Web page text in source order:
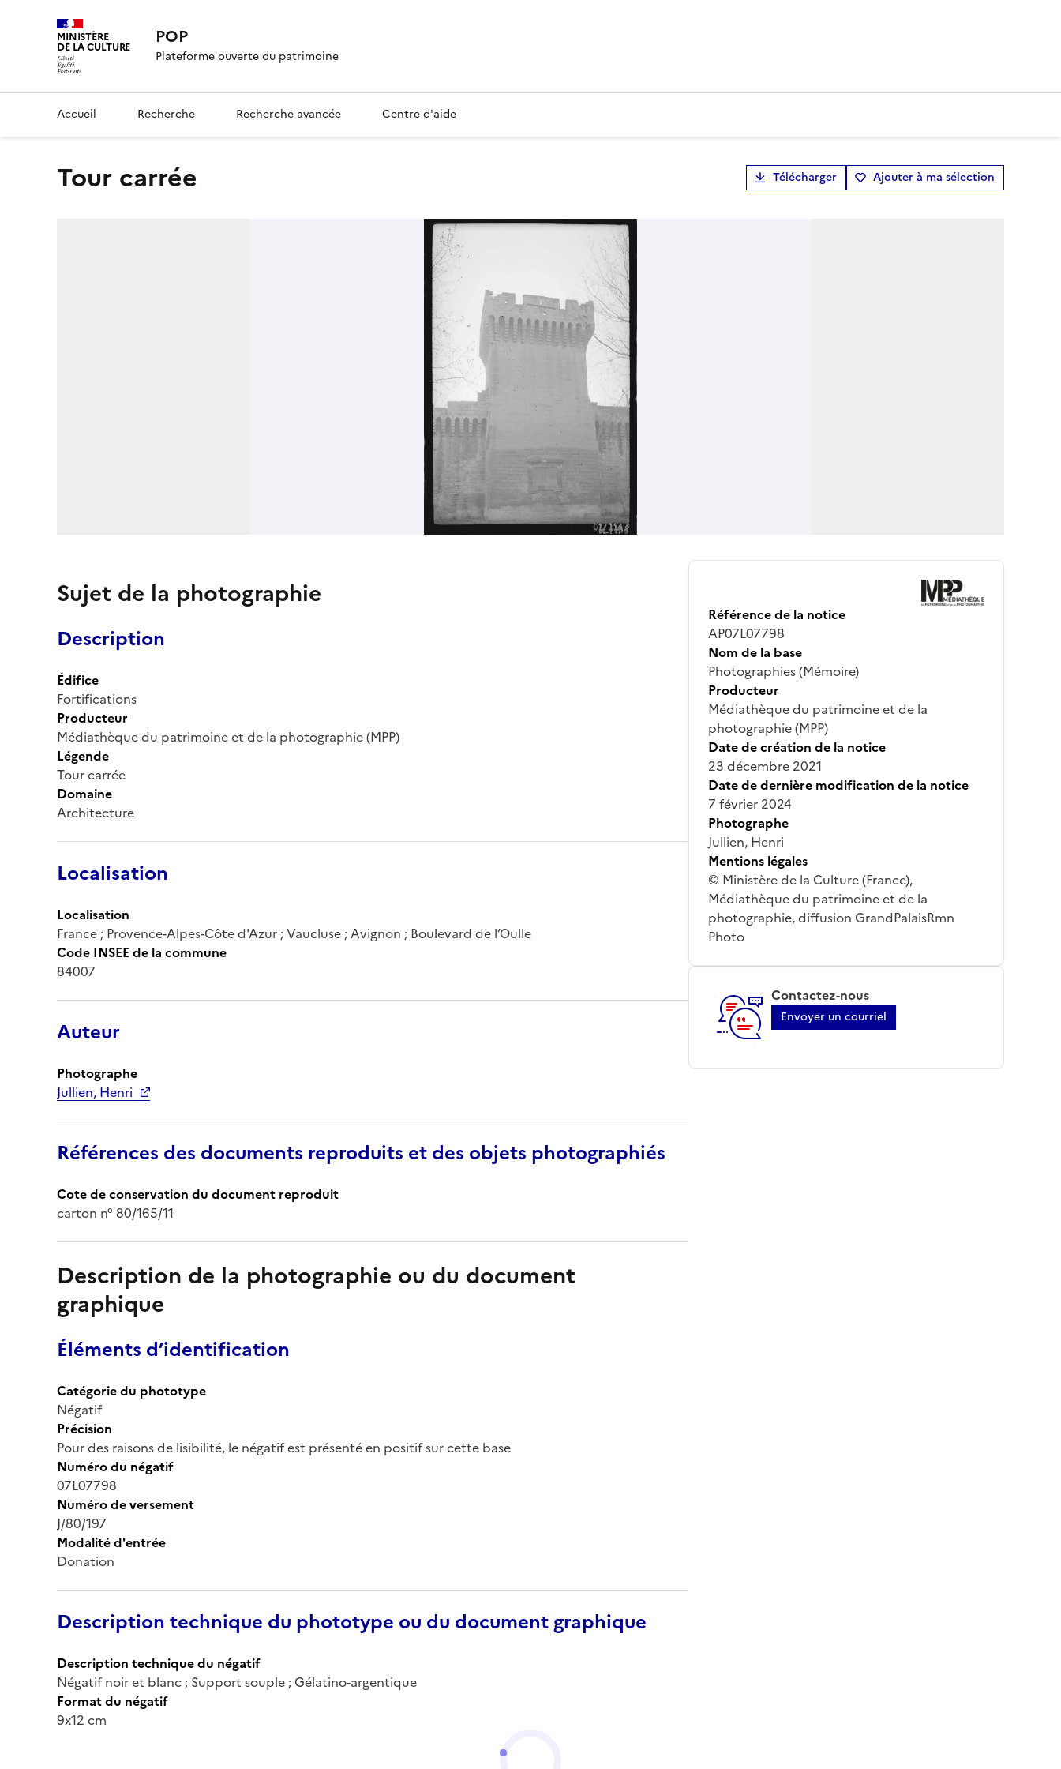
MINISTÈRE
DE LA CULTURE POP
Plateforme ouverte du patrimoine
Accueil Recherche Recherche avancée Centre d'aide
Tour carrée Télécharger Ajouter à ma sélection
Sujet de la photographie
Description
Édifice
Fortifications
Producteur
Médiathèque du patrimoine et de la photographie (MPP)
Légende
Tour carrée
Domaine
Architecture
Localisation
Localisation
France ; Provence-Alpes-Côte d'Azur ; Vaucluse ; Avignon ; Boulevard de l’Oulle
Code INSEE de la commune
84007
Auteur
Photographe
Jullien, Henri
Références des documents reproduits et des objets photographiés
Cote de conservation du document reproduit
carton n° 80/165/11
Description de la photographie ou du document
graphique
Éléments d’identification
Catégorie du phototype
Négatif
Précision
Pour des raisons de lisibilité, le négatif est présenté en positif sur cette base
Numéro du négatif
07L07798
Numéro de versement
J/80/197
Modalité d'entrée
Donation
Description technique du phototype ou du document graphique
Description technique du négatif
Négatif noir et blanc ; Support souple ; Gélatino-argentique
Format du négatif
9x12 cm
Référence de la notice
AP07L07798
Nom de la base
Photographies (Mémoire)
Producteur
Médiathèque du patrimoine et de la
photographie (MPP)
Date de création de la notice
23 décembre 2021
Date de dernière modification de la notice
7 février 2024
Photographe
Jullien, Henri
Mentions légales
© Ministère de la Culture (France),
Médiathèque du patrimoine et de la
photographie, diffusion GrandPalaisRmn
Photo
Contactez-nous
Envoyer un courriel